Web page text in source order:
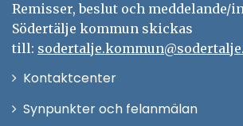
Remisser, beslut och meddelande/
Södertälje kommun skickas
till:
KontaktcenterÖppna
Synpunkter och felanmälan